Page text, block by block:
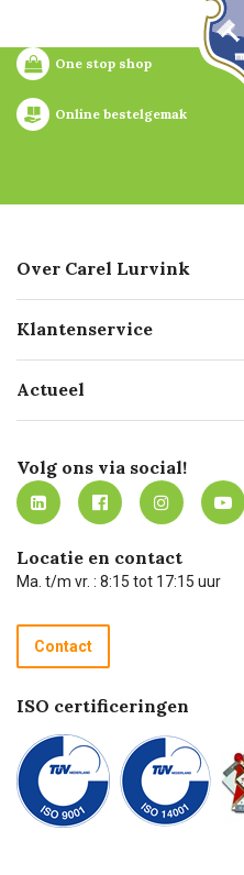
One stop shop
Online bestelgemak
Over Carel Lurvink
Geschiedenis
Missie
Werken bij Carel Lurvink
MVO
Klantenservice
Bezorgen
Mijn Carel Lurvink
Mijn Carel Lurvink instructievideo's
Carel Lurvink App
Hulp op afstand
Technische dienst
Recycle programma
Betalen
Actueel
Innovation LAB
Tevreden klanten
Carel Lurvink Blog
Carel de podcast
Volg ons via social!
Locatie en contact
Ma. t/m vr. : 8:15 tot 17:15 uur
Contact
ISO certificeringen